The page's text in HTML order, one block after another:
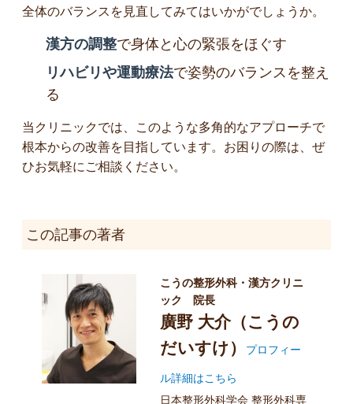
全体のバランスを見直してみてはいかがでしょうか。
漢方の調整で身体と心の緊張をほぐす
リハビリや運動療法で姿勢のバランスを整え
る
当クリニックでは、このような多角的なアプローチで
根本からの改善を目指しています。お困りの際は、ぜ
ひお気軽にご相談ください。
この記事の著者
こうの整形外科・漢方クリニ
ック 院長
廣野 大介（こうの
だいすけ）
プロフィー
ル詳細はこちら
日本整形外科学会 整形外科専